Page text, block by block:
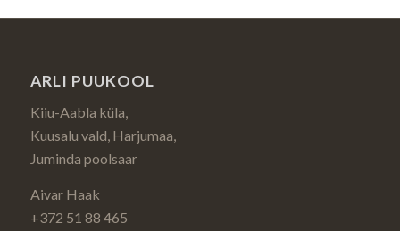
ARLI PUUKOOL
Kiiu-Aabla küla,
Kuusalu vald, Harjumaa,
Juminda poolsaar
Aivar Haak
+372 51 88 465